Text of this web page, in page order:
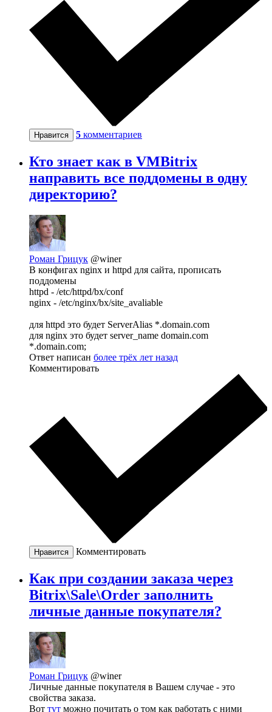
Нравится 5 комментариев
Кто знает как в VMBitrix
направить все поддомены в одну
директорию?
Роман Грицук @winer
В конфигах nginx и httpd для сайта, прописать
поддомены
httpd - /etc/httpd/bx/conf
nginx - /etc/nginx/bx/site_avaliable
для httpd это будет ServerAlias *.domain.com
для nginx это будет server_name domain.com
*.domain.com;
Ответ написан более трёх лет назад
Комментировать
Нравится Комментировать
Как при создании заказа через
Bitrix\Sale\Order заполнить
личные данные покупателя?
Роман Грицук @winer
Личные данные покупателя в Вашем случае - это
свойства заказа.
Вот тут можно почитать о том как работать с ними